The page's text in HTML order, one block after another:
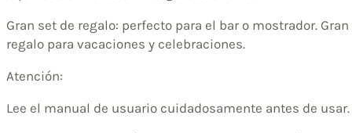
Gran set de regalo: perfecto para el bar o mostrador. Gran
regalo para vacaciones y celebraciones.
Atención:
Lee el manual de usuario cuidadosamente antes de usar.